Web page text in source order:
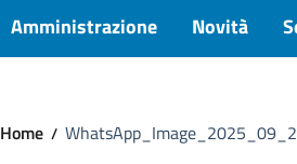
Amministrazione Novità
Home